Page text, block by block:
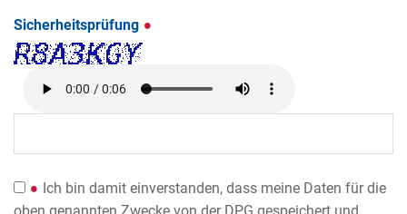
Sicherheitsprüfung
Ich bin damit einverstanden, dass meine Daten für die
oben genannten Zwecke von der DPG gespeichert und